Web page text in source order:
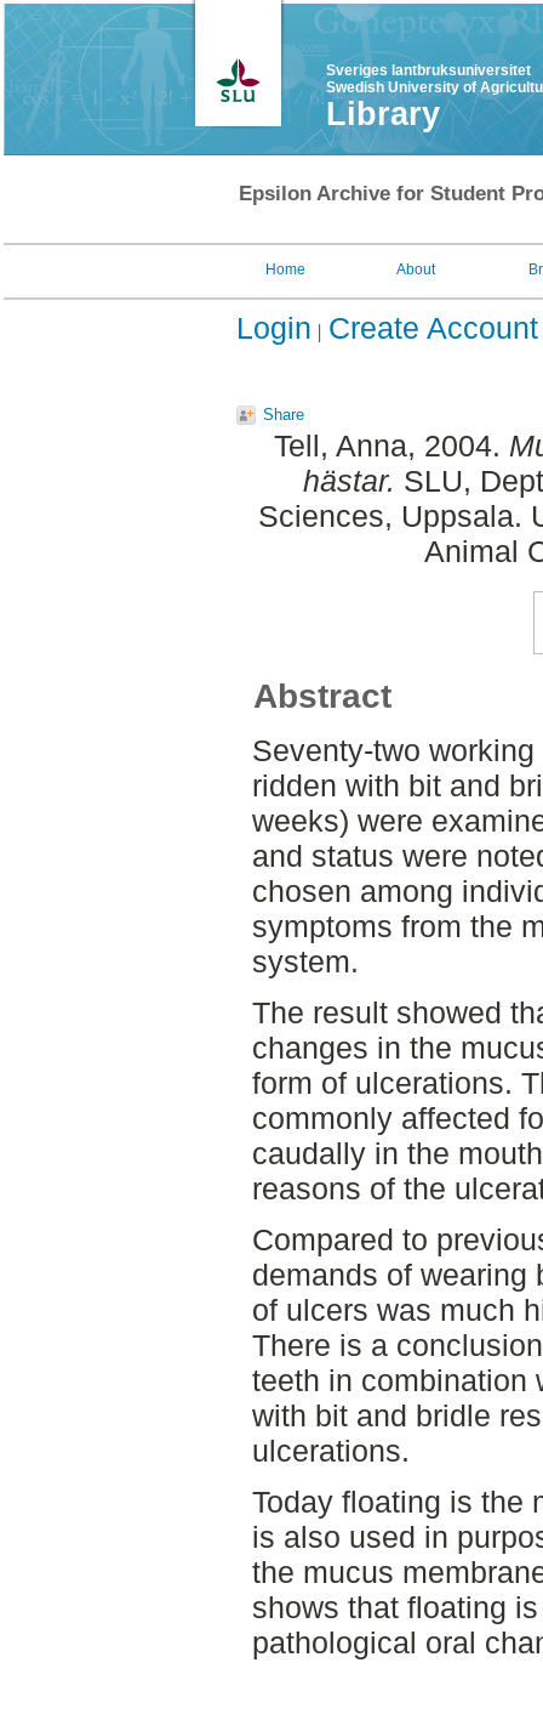
Sveriges lantbruksuniversitet
Swedish University of
Library
Epsilon Archive for Student
Home About
Login Create Account
Share
Tell, Anna, 2004.
hästar. SLU,
Sciences, Uppsala.
Animal
Abstract
Seventy-two
ridden with bit and
weeks) were
and status were
chosen among
symptoms from the
system.
The result showed
changes in the
form of ulcerations.
commonly affected
caudally in the
reasons of the
Compared to
demands of wearing
of ulcers was much
There is a
teeth in combination
with bit and bridle
ulcerations.
Today floating is the
is also used in
the mucus
shows that floating
pathological oral